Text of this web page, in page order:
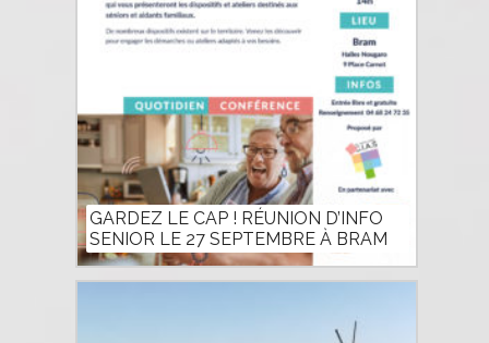
GARDEZ LE CAP ! RÉUNION D’INFO
SENIOR LE 27 SEPTEMBRE À BRAM